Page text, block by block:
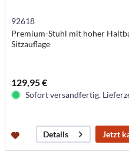
92618
Premium-Stuhl mit hoher
Sitzauflage
129,95 €
Sofort versandfertig.
Details Jetzt